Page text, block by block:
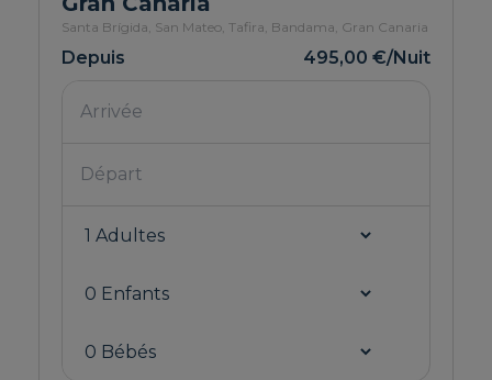
Santa Brígida, San Mateo, Tafira, Bandama, Gran Canaria
Depuis 495,00 €/Nuit